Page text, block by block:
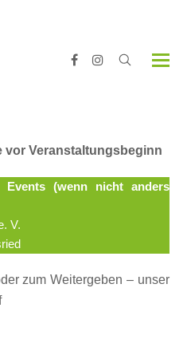
Facebook
Instagram
vor Veranstaltungsbeginn
Events (wenn nicht anders
V.
zum Weitergeben – unser